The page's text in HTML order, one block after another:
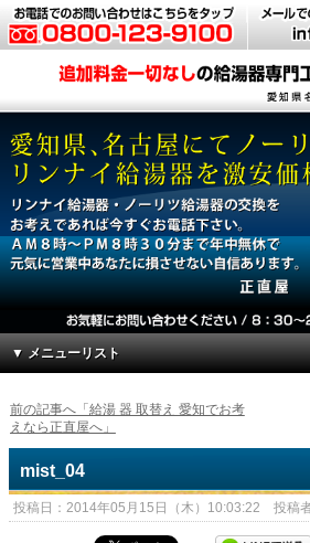
▼ メニューリスト
前の記事へ「給湯 器 取替え 愛知でお考
えなら正直屋へ」
mist_04
投稿日：2014年05月15日（木）10:03:22 投稿